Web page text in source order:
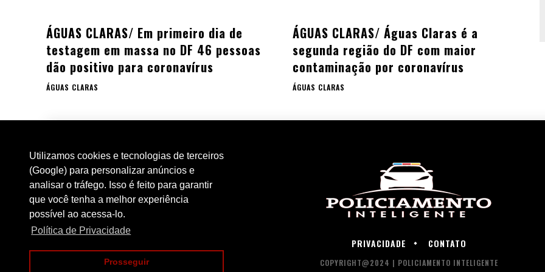
Utilizamos cookies e tecnologias de terceiros
(Google) para personalizar anúncios e
analisar o tráfego. Isso é feito para garantir
que você tenha a melhor experiência
possível ao acessa-lo.
Política de Privacidade
Prosseguir
ÁGUAS CLARAS/ Em primeiro dia de
testagem em massa no DF 46 pessoas
dão positivo para coronavírus
ÁGUAS CLARAS
ÁGUAS CLARAS/ Águas Claras é a
segunda região do DF com maior
contaminação por coronavírus
ÁGUAS CLARAS
PRIVACIDADE CONTATO
COPYRIGHT@2024 | POLICIAMENTO INTELIGENTE